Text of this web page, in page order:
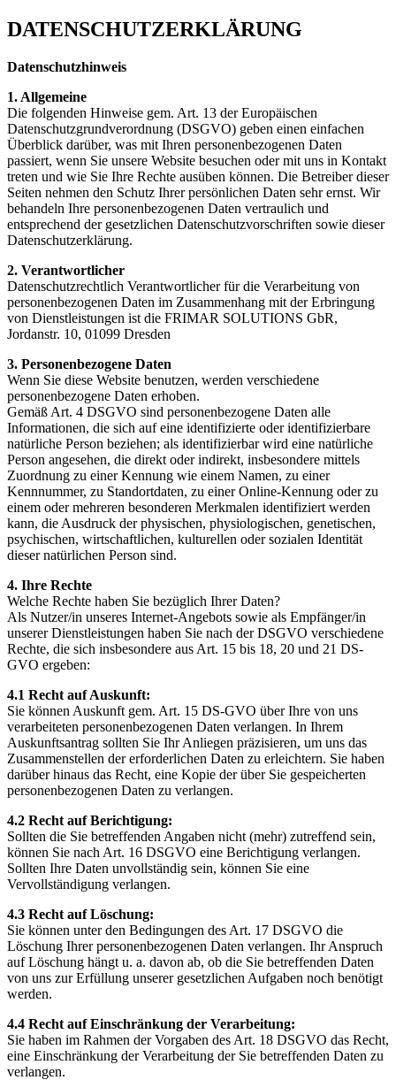
DATENSCHUTZERKLÄRUNG
Datenschutzhinweis
1. Allgemeine
Die folgenden Hinweise gem. Art. 13 der Europäischen
Datenschutzgrundverordnung (DSGVO) geben einen einfachen
Überblick darüber, was mit Ihren personenbezogenen Daten
passiert, wenn Sie unsere Website besuchen oder mit uns in Kontakt
treten und wie Sie Ihre Rechte ausüben können. Die Betreiber dieser
Seiten nehmen den Schutz Ihrer persönlichen Daten sehr ernst. Wir
behandeln Ihre personenbezogenen Daten vertraulich und
entsprechend der gesetzlichen Datenschutzvorschriften sowie dieser
Datenschutzerklärung.
2. Verantwortlicher
Datenschutzrechtlich Verantwortlicher für die Verarbeitung von
personenbezogenen Daten im Zusammenhang mit der Erbringung
von Dienstleistungen ist die FRIMAR SOLUTIONS GbR,
Jordanstr. 10, 01099 Dresden
3. Personenbezogene Daten
Wenn Sie diese Website benutzen, werden verschiedene
personenbezogene Daten erhoben.
Gemäß Art. 4 DSGVO sind personenbezogene Daten alle
Informationen, die sich auf eine identifizierte oder identifizierbare
natürliche Person beziehen; als identifizierbar wird eine natürliche
Person angesehen, die direkt oder indirekt, insbesondere mittels
Zuordnung zu einer Kennung wie einem Namen, zu einer
Kennnummer, zu Standortdaten, zu einer Online-Kennung oder zu
einem oder mehreren besonderen Merkmalen identifiziert werden
kann, die Ausdruck der physischen, physiologischen, genetischen,
psychischen, wirtschaftlichen, kulturellen oder sozialen Identität
dieser natürlichen Person sind.
4. Ihre Rechte
Welche Rechte haben Sie bezüglich Ihrer Daten?
Als Nutzer/in unseres Internet-Angebots sowie als Empfänger/in
unserer Dienstleistungen haben Sie nach der DSGVO verschiedene
Rechte, die sich insbesondere aus Art. 15 bis 18, 20 und 21 DS-
GVO ergeben:
4.1 Recht auf Auskunft:
Sie können Auskunft gem. Art. 15 DS-GVO über Ihre von uns
verarbeiteten personenbezogenen Daten verlangen. In Ihrem
Auskunftsantrag sollten Sie Ihr Anliegen präzisieren, um uns das
Zusammenstellen der erforderlichen Daten zu erleichtern. Sie haben
darüber hinaus das Recht, eine Kopie der über Sie gespeicherten
personenbezogenen Daten zu verlangen.
4.2 Recht auf Berichtigung:
Sollten die Sie betreffenden Angaben nicht (mehr) zutreffend sein,
können Sie nach Art. 16 DSGVO eine Berichtigung verlangen.
Sollten Ihre Daten unvollständig sein, können Sie eine
Vervollständigung verlangen.
4.3 Recht auf Löschung:
Sie können unter den Bedingungen des Art. 17 DSGVO die
Löschung Ihrer personenbezogenen Daten verlangen. Ihr Anspruch
auf Löschung hängt u. a. davon ab, ob die Sie betreffenden Daten
von uns zur Erfüllung unserer gesetzlichen Aufgaben noch benötigt
werden.
4.4 Recht auf Einschränkung der Verarbeitung:
Sie haben im Rahmen der Vorgaben des Art. 18 DSGVO das Recht,
eine Einschränkung der Verarbeitung der Sie betreffenden Daten zu
verlangen.